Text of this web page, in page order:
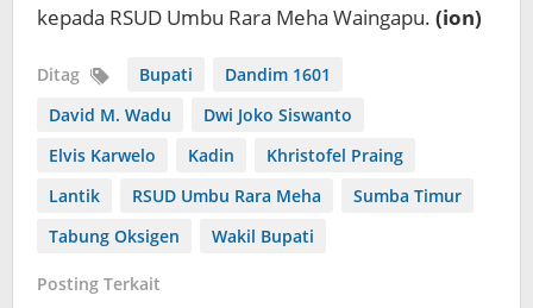
kepada RSUD Umbu Rara Meha Waingapu. (ion)
Ditag Bupati
Dandim 1601
David M. Wadu
Dwi Joko Siswanto
Elvis Karwelo
Kadin
Khristofel Praing
Lantik
RSUD Umbu Rara Meha
Sumba Timur
Tabung Oksigen
Wakil Bupati
Posting Terkait